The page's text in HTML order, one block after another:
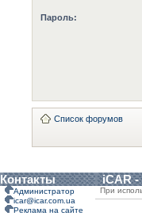
Пароль:
Список форумов
Контакты iCAR
Администратор
icar@icar.com.ua
Реклама на сайте
При